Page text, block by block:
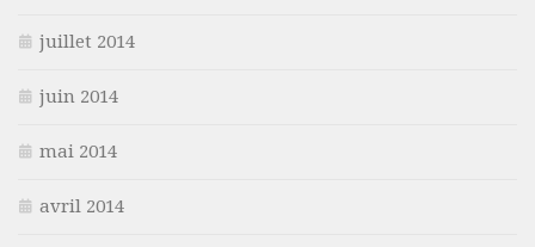
juillet 2014
juin 2014
mai 2014
avril 2014